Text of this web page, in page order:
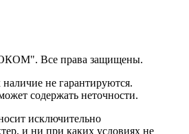
Все права защищены.
не гарантируются.
содержать неточности.
исключительно
и ни при каких условиях не